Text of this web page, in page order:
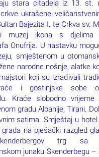
stara citadela iz 13. st.
ukrašene
Bajezita I. te Crkva sv.
muzej ikona s djelima
Onufrija. U nastavku
smještenom u
narodne nošnje, alatke
koji su izrađivali
i gostinjske sobe
Kraće slobodno
gradu Albanije, Tirani.
satima. Smještaj u
na pješački razgled
trg sa
junaku Skenderbegu –